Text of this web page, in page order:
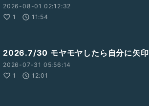
2026-08-01 02:12:32
1
11:54
2026.7/30 モヤモヤしたら自分に矢印
2026-07-31 05:56:14
1
12:01